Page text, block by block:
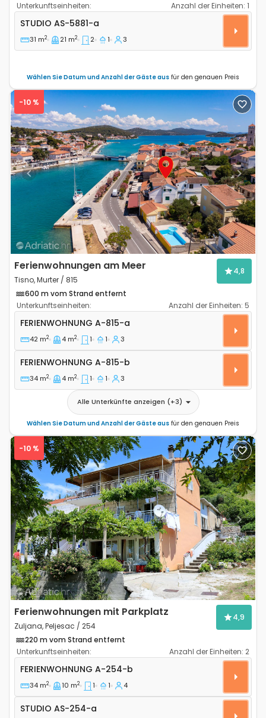
Unterkunftseinheiten:
Anzahl der Einheiten: 1
Studio Appartement Rtina - Stosici, Zadar AS-5881-a
STUDIO AS-5881-a
31 m2 21 m2 2 1 3
Wählen Sie Datum und Anzahl der Gäste aus für den genauen Preis
Previous Next
-10 %
Ferienwohnungen am Meer
Tisno, Murter / 815
4,8
600 m vom Strand entfernt
Unterkunftseinheiten:
Anzahl der Einheiten: 5
1-Zimmer-Ferienwohnung Tisno, Murter A-815-a
FERIENWOHNUNG A-815-a
42 m2 4 m2 1 1 3
Ferienwohnung A-815-b
FERIENWOHNUNG A-815-b
34 m2 4 m2 1 1 3
Alle Unterkünfte anzeigen (+3)
Wählen Sie Datum und Anzahl der Gäste aus für den genauen Preis
Previous Next
-10 %
Ferienwohnungen mit Parkplatz
Zuljana, Peljesac / 254
4,9
220 m vom Strand entfernt
Unterkunftseinheiten:
Anzahl der Einheiten: 2
1-Zimmer-Ferienwohnung Zuljana, Peljesac A-254-b
FERIENWOHNUNG A-254-b
34 m2 10 m2 1 1 4
Studio AS-254-a
STUDIO AS-254-a